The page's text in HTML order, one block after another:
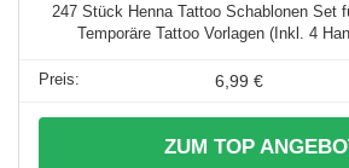
247 Stück Henna Tattoo Schablonen Set
Temporäre Tattoo Vorlagen (Inkl. 4
6,99 €
ZUM TOP